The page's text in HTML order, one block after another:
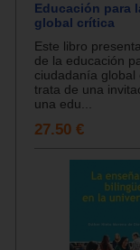
Educación para
global crítica
Este libro
de la educación
ciudadanía global
trata de una
una edu...
27.50 €